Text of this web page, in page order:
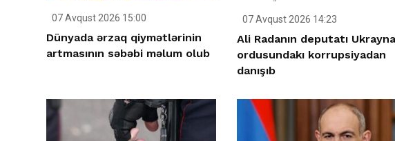
07 Avqust 2026 15:00
Dünyada ərzaq qiymətlərinin
artmasının səbəbi məlum olub
07 Avqust 2026 14:23
Ali Radanın deputatı Ukrayna
ordusundakı korrupsiyadan
danışıb